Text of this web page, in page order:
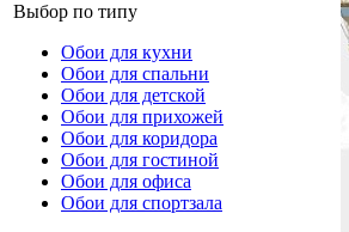
Выбор по типу
Обои для кухни
Обои для спальни
Обои для детской
Обои для прихожей
Обои для коридора
Обои для гостиной
Обои для офиса
Обои для спортзала